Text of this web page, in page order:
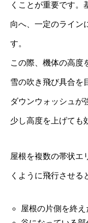
くことが重要です。
向へ、一定のライン
す。
この際、機体の高度
雪の吹き飛び具合を
ダウンウォッシュが
少し高度を上げても
屋根を複数の帯状エ
くように飛行させる
屋根の片側を終